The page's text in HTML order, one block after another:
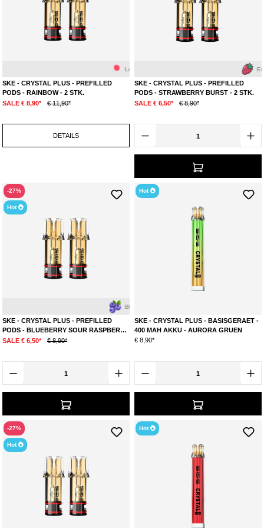
SKE - CRYSTAL PLUS - PREFILLED
PODS - RAINBOW - 2 STK.
SALE € 8,90*
€ 11,90*
DETAILS
Erdbeere
SKE - CRYSTAL PLUS - PREFILLED
PODS - STRAWBERRY BURST - 2 STK.
SALE € 6,50*
€ 8,90*
-27%
Hot
Blaubeere
SKE - CRYSTAL PLUS - PREFILLED
PODS - BLUEBERRY SOUR RASPBERRY
- 2 STK.
SALE € 6,50* € 8,90*
Hot
SKE - CRYSTAL PLUS - BASISGERAET -
400 MAH AKKU - AURORA GRUEN
€ 8,90*
-27%
Hot
Hot